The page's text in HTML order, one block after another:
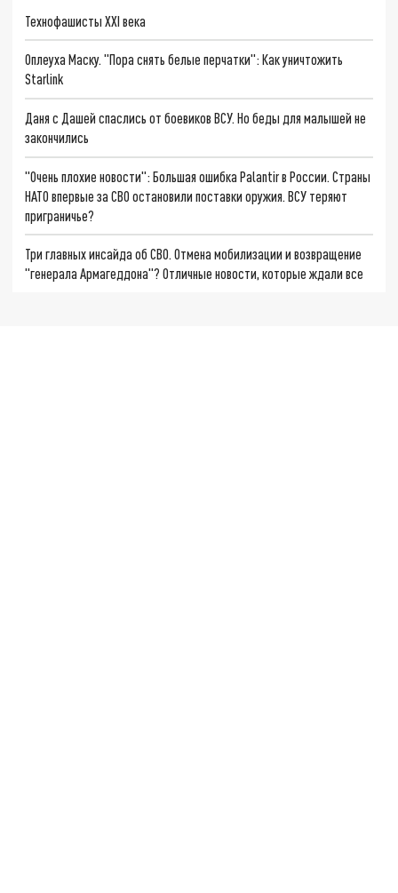
Технофашисты XXI века
Оплеуха Маску. "Пора снять белые перчатки": Как уничтожить
Starlink
Даня с Дашей спаслись от боевиков ВСУ. Но беды для малышей не
закончились
"Очень плохие новости": Большая ошибка Palantir в России. Страны
НАТО впервые за СВО остановили поставки оружия. ВСУ теряют
приграничье?
Три главных инсайда об СВО. Отмена мобилизации и возвращение
"генерала Армагеддона"? Отличные новости, которые ждали все